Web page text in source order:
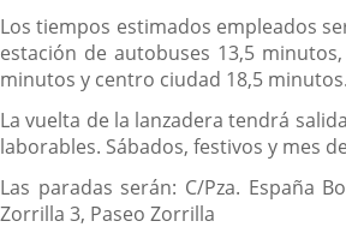
Los tiempos estimados empleados
estación de autobuses 13,5 minutos,
minutos y centro ciudad 18,5 minutos.
La vuelta de la lanzadera tendrá
laborables. Sábados, festivos y mes
Las paradas serán: C/Pza. España
Zorrilla 3, Paseo Zorrilla